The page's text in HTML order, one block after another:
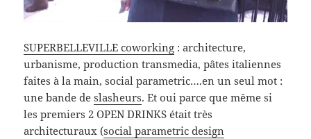
SUPERBELLEVILLE coworking : architecture,
urbanisme, production transmedia, pâtes italiennes
faites à la main, social parametric….en un seul mot :
une bande deslasheurs. Et oui parce que même si
les premiers 2 OPEN DRINKS était très
architecturaux (social parametric design